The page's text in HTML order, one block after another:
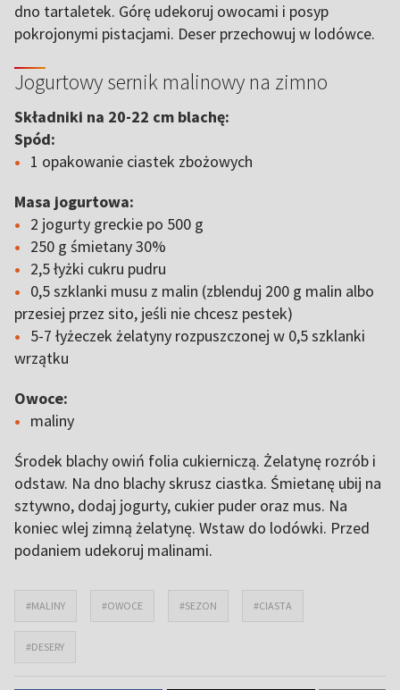
dno tartaletek. Górę udekoruj owocami i posyp
pokrojonymi pistacjami. Deser przechowuj w lodówce.
Jogurtowy sernik malinowy na zimno
Składniki na 20-22 cm blachę:
Spód:
1 opakowanie ciastek zbożowych
Masa jogurtowa:
2 jogurty greckie po 500 g
250 g śmietany 30%
2,5 łyżki cukru pudru
0,5 szklanki musu z malin (zblenduj 200 g malin albo
przesiej przez sito, jeśli nie chcesz pestek)
5-7 łyżeczek żelatyny rozpuszczonej w 0,5 szklanki
wrzątku
Owoce:
maliny
Środek blachy owiń folia cukierniczą. Żelatynę rozrób i
odstaw. Na dno blachy skrusz ciastka. Śmietanę ubij na
sztywno, dodaj jogurty, cukier puder oraz mus. Na
koniec wlej zimną żelatynę. Wstaw do lodówki. Przed
podaniem udekoruj malinami.
#MALINY #OWOCE #SEZON #CIASTA
#DESERY